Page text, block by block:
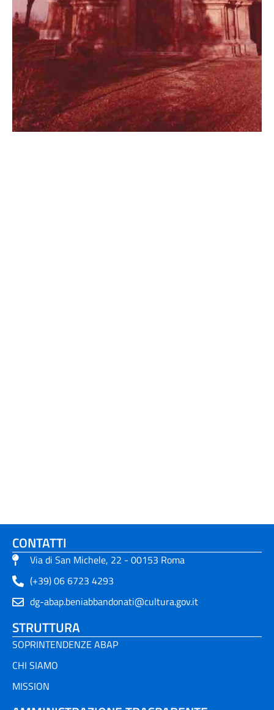
CONTATTI
Via di San Michele, 22 - 00153 Roma
(+39) 06 6723 4293
dg-abap.beniabbandonati@cultura.gov.it
STRUTTURA
SOPRINTENDENZE ABAP
CHI SIAMO
MISSION